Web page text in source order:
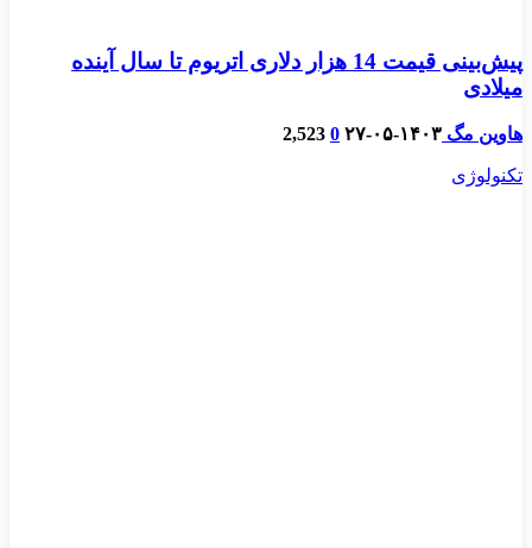
پیش‌بینی قیمت 14 هزار دلاری اتریوم تا سال آینده
میلادی
هاوین مگ ۱۴۰۳-۰۵-۲۷ 0
2,523
تکنولوژی